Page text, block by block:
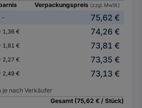
Verpackungspreis (zzgl. MwSt.)
-
75,62 €
1,36 €
74,26 €
1,81 €
73,81 €
2,27 €
73,35 €
2,49 € 73,13 €
nach Verkäufer
Gesamt (75,62 € / Stück)